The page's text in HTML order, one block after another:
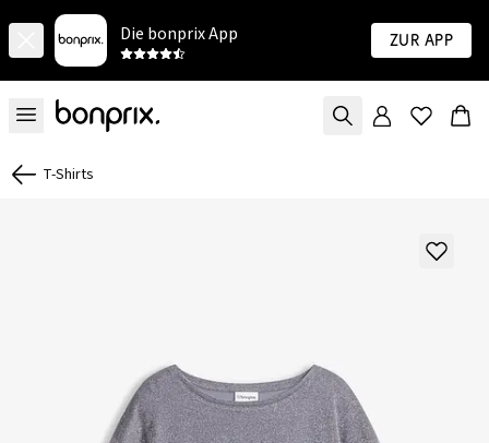
Die bonprix App Zur App
T-Shirts